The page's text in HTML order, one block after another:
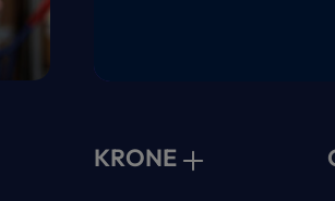
KRONE